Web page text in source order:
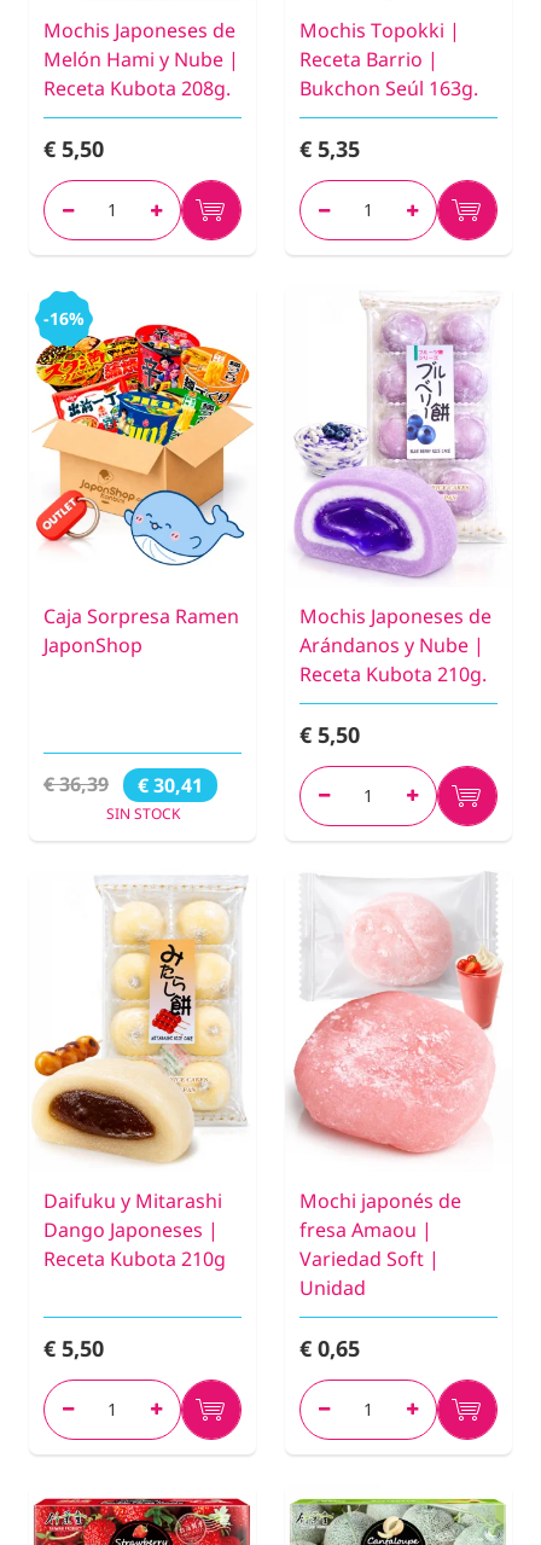
Mochis Japoneses de
Melón Hami y Nube |
Receta Kubota 208g.
€ 5,50
Mochis Topokki |
Receta Barrio |
Bukchon Seúl 163g.
€ 5,35
-16%
Caja Sorpresa Ramen
JaponShop
€ 36,39 € 30,41
SIN STOCK
Mochis Japoneses de
Arándanos y Nube |
Receta Kubota 210g.
€ 5,50
Daifuku y Mitarashi
Dango Japoneses |
Receta Kubota 210g
€ 5,50
Mochi japonés de
fresa Amaou |
Variedad Soft |
Unidad
€ 0,65